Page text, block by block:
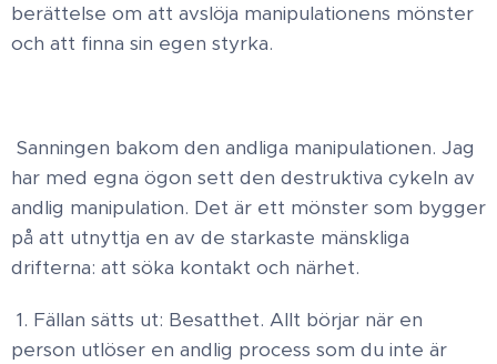
berättelse om att avslöja manipulationens mönster
och att finna sin egen styrka.
Sanningen bakom den andliga manipulationen ​. Jag
har med egna ögon sett den destruktiva cykeln av
andlig manipulation. Det är ett mönster som bygger
på att utnyttja en av de starkaste mänskliga
drifterna: att söka kontakt och närhet.
​1. Fällan sätts ut: Besatthet. ​Allt börjar när en
person utlöser en andlig process som du inte är